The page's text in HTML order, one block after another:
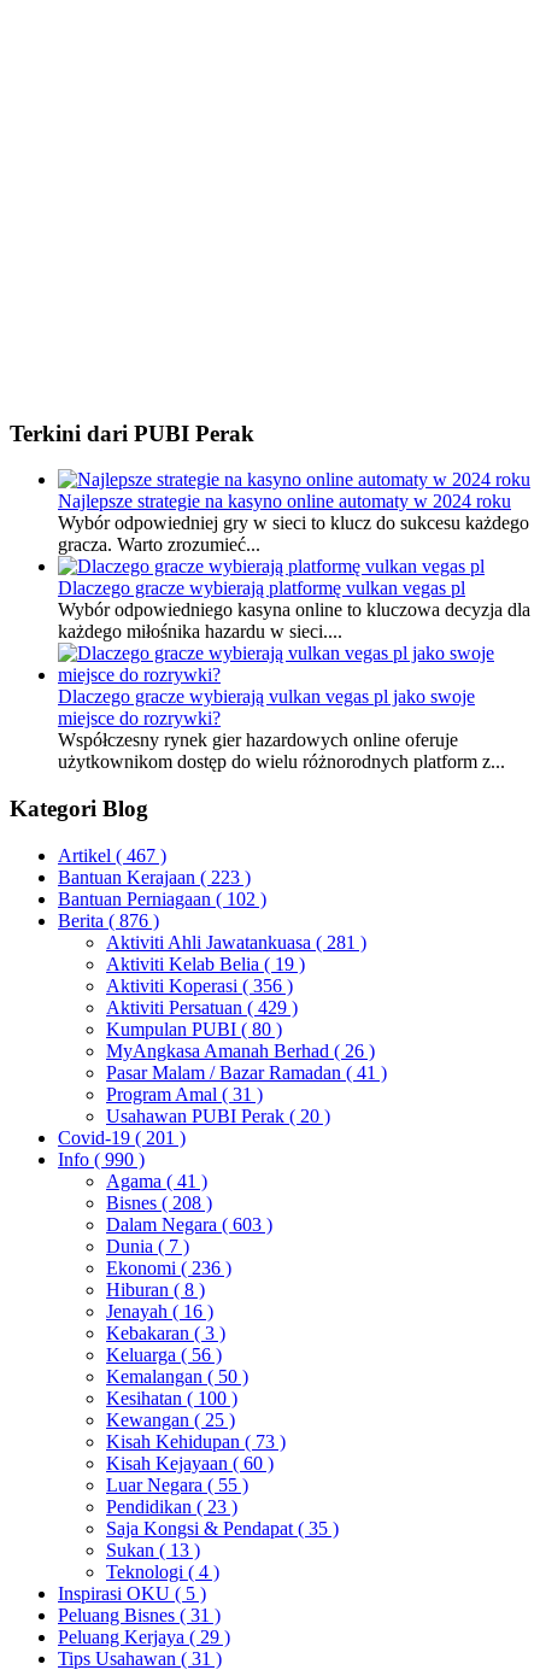
Terkini dari PUBI Perak
Najlepsze strategie na kasyno online automaty w 2024 roku
Wybór odpowiedniej gry w sieci to klucz do sukcesu każdego
gracza. Warto zrozumieć...
Dlaczego gracze wybierają platformę vulkan vegas pl
Wybór odpowiedniego kasyna online to kluczowa decyzja dla
każdego miłośnika hazardu w sieci....
Dlaczego gracze wybierają vulkan vegas pl jako swoje
miejsce do rozrywki?
Współczesny rynek gier hazardowych online oferuje
użytkownikom dostęp do wielu różnorodnych platform z...
Kategori Blog
Artikel ( 467 )
Bantuan Kerajaan ( 223 )
Bantuan Perniagaan ( 102 )
Berita ( 876 )
Aktiviti Ahli Jawatankuasa ( 281 )
Aktiviti Kelab Belia ( 19 )
Aktiviti Koperasi ( 356 )
Aktiviti Persatuan ( 429 )
Kumpulan PUBI ( 80 )
MyAngkasa Amanah Berhad ( 26 )
Pasar Malam / Bazar Ramadan ( 41 )
Program Amal ( 31 )
Usahawan PUBI Perak ( 20 )
Covid-19 ( 201 )
Info ( 990 )
Agama ( 41 )
Bisnes ( 208 )
Dalam Negara ( 603 )
Dunia ( 7 )
Ekonomi ( 236 )
Hiburan ( 8 )
Jenayah ( 16 )
Kebakaran ( 3 )
Keluarga ( 56 )
Kemalangan ( 50 )
Kesihatan ( 100 )
Kewangan ( 25 )
Kisah Kehidupan ( 73 )
Kisah Kejayaan ( 60 )
Luar Negara ( 55 )
Pendidikan ( 23 )
Saja Kongsi & Pendapat ( 35 )
Sukan ( 13 )
Teknologi ( 4 )
Inspirasi OKU ( 5 )
Peluang Bisnes ( 31 )
Peluang Kerjaya ( 29 )
Tips Usahawan ( 31 )